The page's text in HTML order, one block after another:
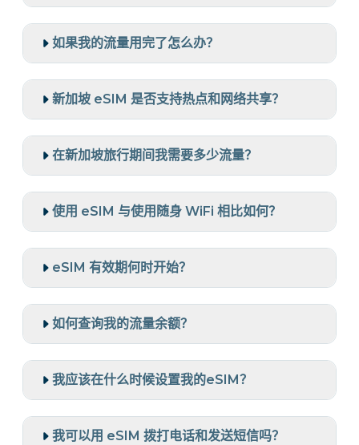
如果我的流量用完了怎么办？
新加坡 eSIM 是否支持热点和网络共享？
在新加坡旅行期间我需要多少流量？
使用 eSIM 与使用随身 WiFi 相比如何？
eSIM 有效期何时开始？
如何查询我的流量余额？
我应该在什么时候设置我的eSIM？
我可以用 eSIM 拨打电话和发送短信吗？